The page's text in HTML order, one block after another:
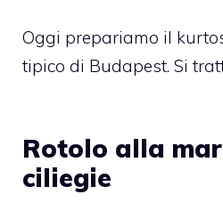
Oggi prepariamo il
tipico di Budapest. Si
Rotolo alla
ciliegie